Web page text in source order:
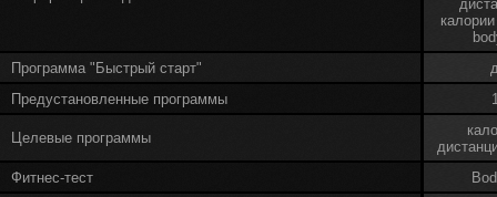
Программа "Быстрый старт"
Предустановленные программы
Целевые программы
Фитнес-тест